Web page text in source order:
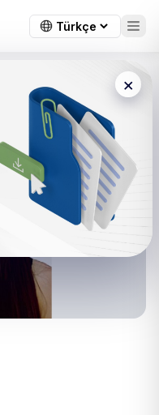
×
Elçisi Seçildi